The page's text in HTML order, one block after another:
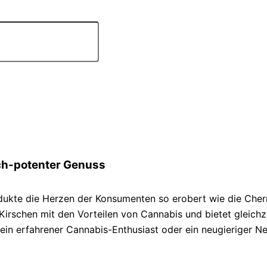
potenter Genuss
die Herzen der Konsumenten so erobert wie die
mit den Vorteilen von Cannabis und bietet
erfahrener Cannabis-Enthusiast oder ein neugieriger